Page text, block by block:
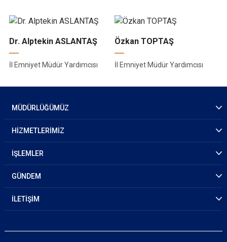
Dr. Alptekin ASLANTAŞ
İl Emniyet Müdür Yardımcısı
Özkan TOPTAŞ
İl Emniyet Müdür Yardımcısı
MÜDÜRLÜĞÜMÜZ
HİZMETLERİMİZ
İŞLEMLER
GÜNDEM
İLETİŞİM